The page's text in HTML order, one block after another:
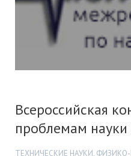
Всероссийская
проблемам науки
ТЕХНИЧЕСКИЕ НАУКИ,